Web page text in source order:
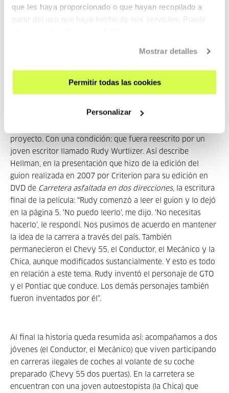
que les haya proporcionado o que hayan recopilado a
partir del uso que haya hecho de sus servicios. Puede
Mostrar detalles
Permitir todas las cookies
Personalizar
donde alcanzaron un notorio reconocimiento crítico. La
combinación perfecta capaz de convencer a un tiempo a
momento del estallido mundial de las “nuevas olas” que
proyecto. Con una condición: que fuera reescrito por un
joven escritor llamado Rudy Wurtlizer. Así describe
Hellman, en la presentación que hizo de la edición del
guion realizada en 2007 por Criterion para su edición en
DVD de Carretera asfaltada en dos direcciones, la escritura
final de la película: “Rudy comenzó a leer el guion y lo dejó
en la página 5. ‘No puedo leerlo’, me dijo. ‘No necesitas
hacerlo’, le respondí. Nos pusimos de acuerdo en mantener
la idea de la carrera a través del país. También
permanecieron el Chevy 55, el Conductor, el Mecánico y la
Chica, aunque modificados sustancialmente. Y esto es todo
en relación a este tema. Rudy inventó el personaje de GTO
y el Pontiac que conduce. Los demás personajes también
fueron inventados por él”.
Al final la historia queda resumida así: acompañamos a dos
jóvenes (el Conductor, el Mecánico) que viven participando
en carreras ilegales de coches al volante de su coche
preparado (Chevy 55 dos puertas). En la carretera se
encuentran con una joven autoestopista (la Chica) que